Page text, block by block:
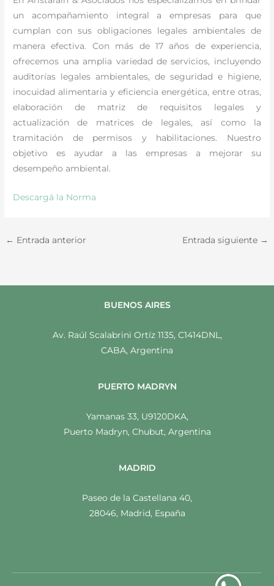
un acompañamiento integral a empresas para que
cumplan con sus obligaciones legales ambientales de
manera efectiva. Con más de 17 años de experiencia,
ofrecemos una amplia variedad de servicios, incluyendo
auditorías legales ambientales, de seguridad e higiene,
inocuidad alimentaria y eficiencia energética, entre otras,
elaboración de matriz de requisitos legales y
actualización de matrices de legales, así como la
tramitación de permisos y habilitaciones. Nuestro
objetivo es ayudar a las empresas a mejorar su
desempeño ambiental.
Descargá la Norma
← Entrada anterior Entrada siguiente →
BUENOS AIRES
Av. Raúl Scalabrini Ortíz 1135, C1414DNL,
CABA, Argentina
PUERTO MADRYN
Yamanas 33, U9120DKA,
Puerto Madryn, Chubut, Argentina
MADRID
Paseo de la Castellana 40,
28046, Madrid, España